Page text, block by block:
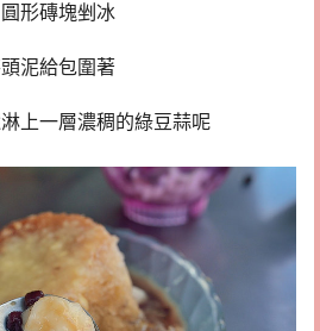
形磚塊剉冰
泥給包圍著
上一層濃稠的綠豆蒜呢